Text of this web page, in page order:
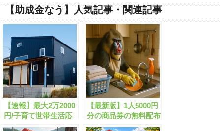
【助成金なう】人気記事・関連記事
【速報】最大2万2000
円/子育て世帯生活応
援クーポンが開始しま
【最新版】1人5000円
分の商品券の無料配布
まとめ